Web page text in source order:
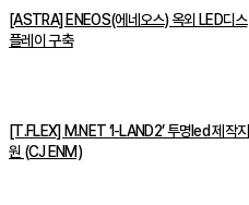
[ASTRA] ENEOS(에네오스) 옥외 LED디스
플레이 구축
[T.FLEX] M.NET ‘I-LAND2’ 투명led 제작지
원 (CJ ENM)